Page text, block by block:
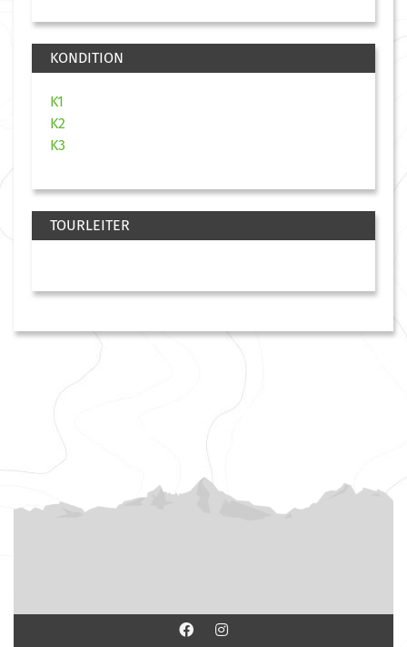
KONDITION
K1
K2
K3
TOURLEITER